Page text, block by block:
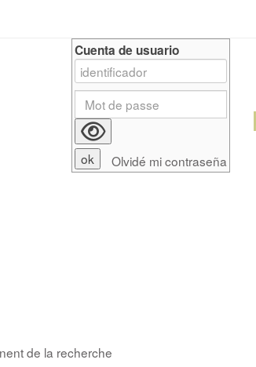
de la recherche
Cuenta de usuario
Olvidé mi contraseña